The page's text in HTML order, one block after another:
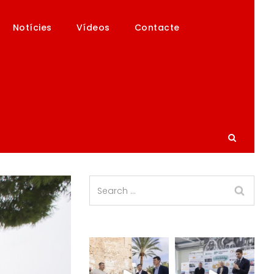
Notícies Vídeos Contacte
DE TEMPESTES